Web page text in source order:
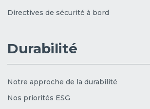
Directives de sécurité à bord
Durabilité
Notre approche de la durabilité
Nos priorités ESG